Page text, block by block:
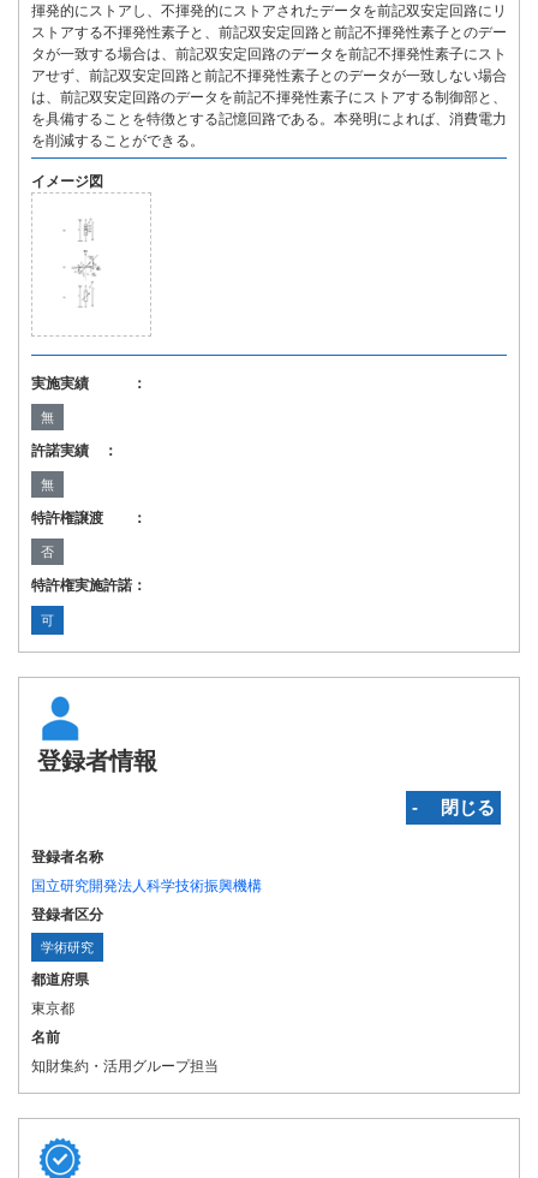
揮発的にストアし、不揮発的にストアされたデータを前記双安定回路にリ
ストアする不揮発性素子と、前記双安定回路と前記不揮発性素子とのデー
タが一致する場合は、前記双安定回路のデータを前記不揮発性素子にスト
アせず、前記双安定回路と前記不揮発性素子とのデータが一致しない場合
は、前記双安定回路のデータを前記不揮発性素子にストアする制御部と、
を具備することを特徴とする記憶回路である。本発明によれば、消費電力
を削減することができる。
イメージ図
実施実績 ：
無
許諾実績 ：
無
特許権譲渡 ：
否
特許権実施許諾：
可
登録者情報
‐ 閉じる
登録者名称
国立研究開発法人科学技術振興機構
登録者区分
学術研究
都道府県
東京都
名前
知財集約・活用グループ担当